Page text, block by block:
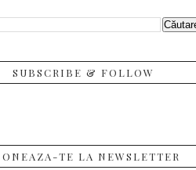
SUBSCRIBE & FOLLOW
TE LA NEWSLETTER